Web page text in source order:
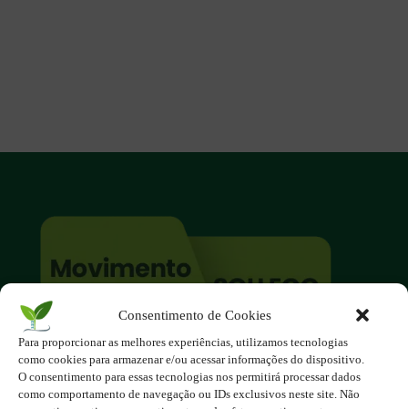
Consentimento de Cookies
Para proporcionar as melhores experiências, utilizamos tecnologias
como cookies para armazenar e/ou acessar informações do dispositivo.
O consentimento para essas tecnologias nos permitirá processar dados
como comportamento de navegação ou IDs exclusivos neste site. Não
O site é um movimento ambientalista!
Participe você também!
Podemos fazer muito